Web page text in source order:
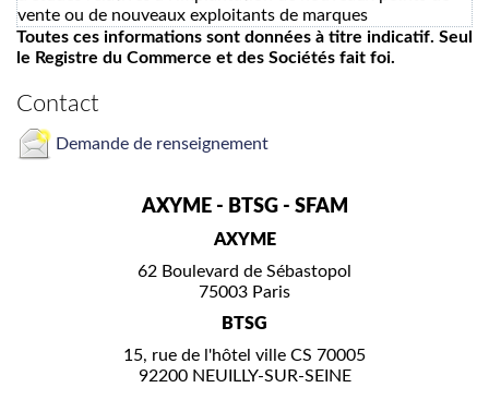
vente ou de nouveaux exploitants de marques
Toutes ces informations sont données à titre indicatif. Seul
le Registre du Commerce et des Sociétés fait foi.
Contact
Demande de renseignement
AXYME - BTSG - SFAM
AXYME
62 Boulevard de Sébastopol
75003 Paris
BTSG
15, rue de l'hôtel ville CS 70005
92200 NEUILLY-SUR-SEINE